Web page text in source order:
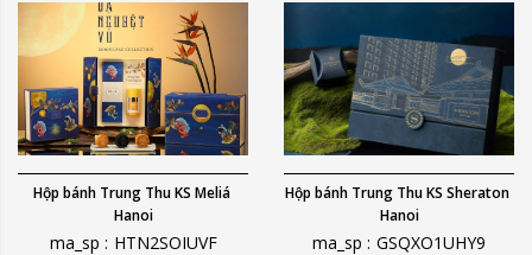
Hộp bánh Trung Thu KS Meliá
Hanoi
ma_sp : HTN2SOIUVF
Hộp bánh Trung Thu KS Sheraton
Hanoi
ma_sp : GSQXO1UHY9